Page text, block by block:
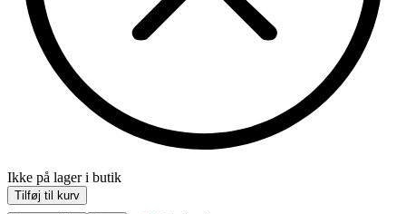
Ikke på lager i butik
Tilføj til kurv